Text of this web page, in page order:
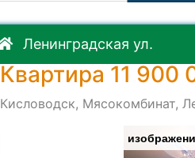
Ленинградская ул.
Квартира 11 900
Кисловодск, Мясокомбинат,